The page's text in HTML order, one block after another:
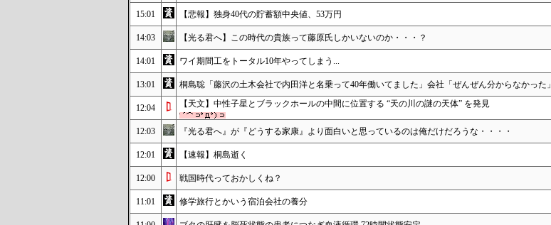
15:01 【悲報】独身40代の貯蓄額中央値、53万円
14:03 【光る君へ】この時代の貴族って藤原氏しかいないのか・・・？
14:01 ワイ期間工をトータル10年やってしまう...
13:01 桐島聡「藤沢の土木会社で内田洋と名乗って40年働いてました」会社「ぜんぜん分からなかった」
12:04 【天文】中性子星とブラックホールの中間に位置する “天の川の謎の天体” を発見
12:03 『光る君へ』が『どうする家康』より面白いと思っているのは俺だけだろうな・・・・
12:01 【速報】桐島逝く
12:00 戦国時代っておかしくね？
11:01 修学旅行とかいう宿泊会社の養分